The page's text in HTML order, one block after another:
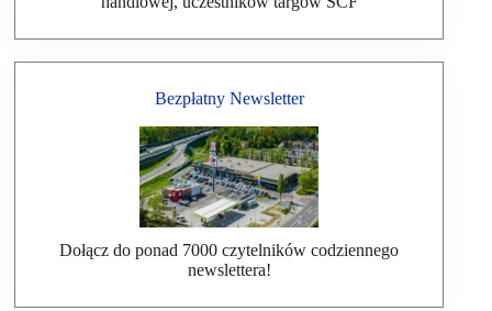
Bezpłatny Newsletter
Dołącz do ponad 7000 czytelników codziennego
newslettera!